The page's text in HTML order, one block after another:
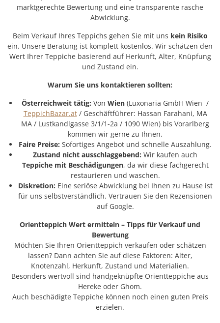
marktgerechte Bewertung und eine transparente rasche
Abwicklung.
Beim Verkauf Ihres Teppichs gehen Sie mit uns kein Risiko
ein. Unsere Beratung ist komplett kostenlos. Wir schätzen den
Wert Ihrer Teppiche basierend auf Herkunft, Alter, Knüpfung
und Zustand ein.
Warum Sie uns kontaktieren sollten:
Österreichweit tätig: Von Wien (Luxonaria GmbH Wien /
TeppichBazar.at/ Geschäftführer: Hassan Farahani, MA
MA / Lustkandlgasse 3/1/1-2a / 1090 Wien) bis Vorarlberg
kommen wir gerne zu Ihnen.
Faire Preise: Sofortiges Angebot und schnelle Auszahlung.
Zustand nicht ausschlaggebend: Wir kaufen auch
Teppiche mit Beschädigungen, da wir diese fachgerecht
restaurieren und waschen.
Diskretion: Eine seriöse Abwicklung bei Ihnen zu Hause ist
für uns selbstverständlich. Vertrauen Sie den Rezensionen
auf Google.
Orientteppich Wert ermitteln – Tipps für Verkauf und
Bewertung
Möchten Sie Ihren Orientteppich verkaufen oder schätzen
lassen? Dann achten Sie auf diese Faktoren: Alter,
Knotenzahl, Herkunft, Zustand und Materialien.
Besonders wertvoll sind handgeknüpfte Orientteppiche aus
Hereke oder Ghom.
Auch beschädigte Teppiche können noch einen guten Preis
erzielen.